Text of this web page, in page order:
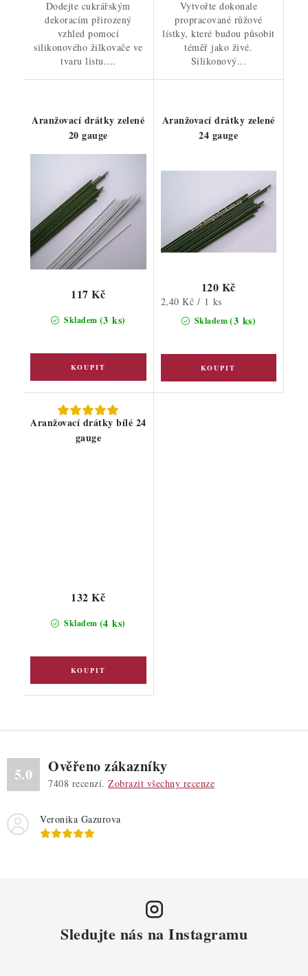
Dodejte cukrářským
dekoracím přirozený
vzhled pomocí
silikonového žilkovače ve
tvaru listu....
Vytvořte dokonale
propracované růžové
lístky, které budou působit
téměř jako živé.
Silikonový...
Aranžovací drátky zelené
20 gauge
Skladem (3 ks)
117 Kč
Aranžovací drátky zelené
24 gauge
Skladem(3 ks)
120 Kč
Měrná
2,40 Kč / 1 ks
Aranžovací drátky bílé 24
gauge
Skladem (4 ks)
132 Kč
5.0 Ověřeno zákazníky
7408 recenzí. Zobrazit všechny recenze
Veronika Gazurova
Sledujte nás na Instagramu